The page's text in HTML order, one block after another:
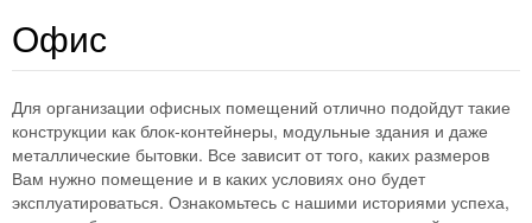
Офис
Для организации офисных помещений отлично подойдут такие
конструкции как блок-контейнеры, модульные здания и даже
металлические бытовки. Все зависит от того, каких размеров
Вам нужно помещение и в каких условиях оно будет
эксплуатироваться. Ознакомьтесь с нашими историями успеха,